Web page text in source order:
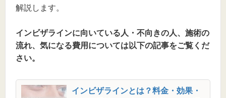
解説します。
インビザラインに向いている人・不向きの人、施術の
流れ、気になる費用については以下の記事をご覧くだ
さい。
インビザラインとは？料金・効果・